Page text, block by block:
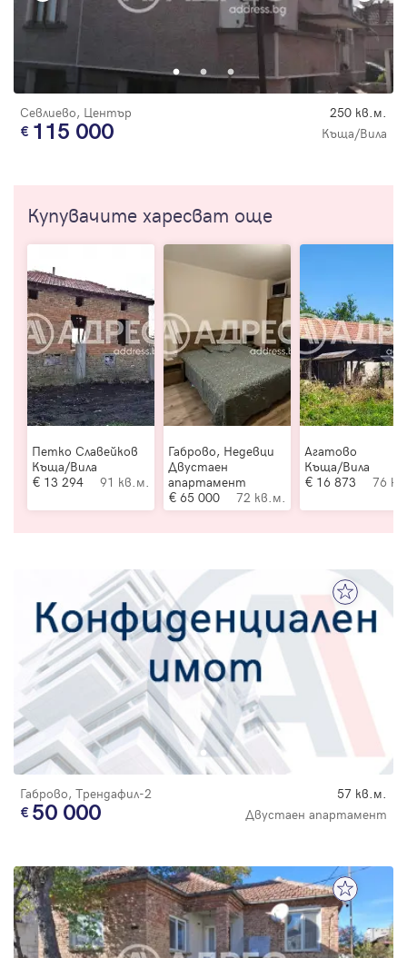
Севлиево, Център 250 кв.м.
115 000 Къща/Вила
Купувачите харесват още
Петко Славейков
Къща/Вила
13 294
91 кв.м.
Габрово, Недевци
Двустаен
апартамент
65 000
72 кв.м.
Агатово
Къща/Вила
16 873
76
Габрово, Трендафил-2 57 кв.м.
50 000 Двустаен апартамент